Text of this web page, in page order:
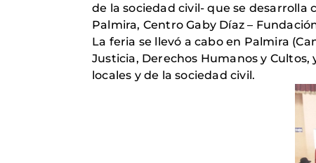
de la sociedad civil- que se desarrolla
Palmira, Centro Gaby Díaz –
La feria se llevó a cabo en Palmira
Justicia, Derechos Humanos y
locales y de la sociedad civil.